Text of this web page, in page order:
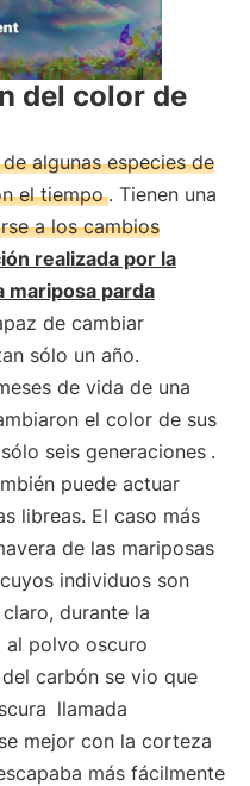
del color de
algunas especies de
el tiempo . Tienen una
a los cambios
realizada por la
mariposa parda
de cambiar
sólo un año.
de vida de una
el color de sus
seis generaciones .
puede actuar
libreas. El caso más
de las mariposas
individuos son
durante la
al polvo oscuro
carbón se vio que
llamada
mejor con la corteza
más fácilmente